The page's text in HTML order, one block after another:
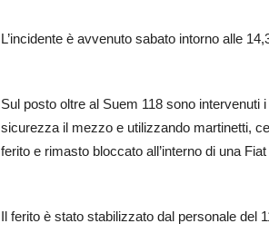
L’incidente è avvenuto sabato intorno alle
Sul posto oltre al Suem 118 sono
sicurezza il mezzo e utilizzando martinetti,
ferito e rimasto bloccato all’interno di una
Il ferito è stato stabilizzato dal personale del